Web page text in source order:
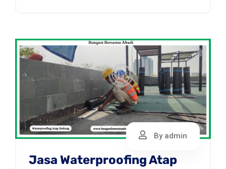
By admin
Jasa Waterproofing Atap